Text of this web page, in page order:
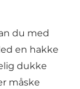
du med
en hakke
dukke
måske